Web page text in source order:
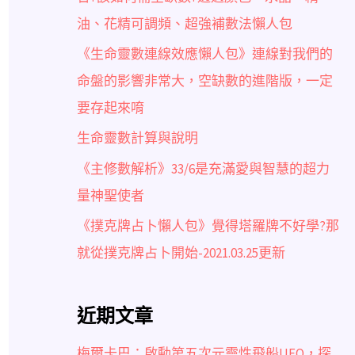
油、花精可調頻、超強補數法懶人包
《生命靈數連線效應懶人包》連線對我們的
命盤的影響非常大，空缺數的進階版，一定
要存起來唷
生命靈數計算與說明
《主修數解析》33/6是充滿愛與智慧的超力
量神聖使者
《撲克牌占卜懶人包》覺得塔羅牌不好學?那
就從撲克牌占卜開始-2021.03.25更新
近期文章